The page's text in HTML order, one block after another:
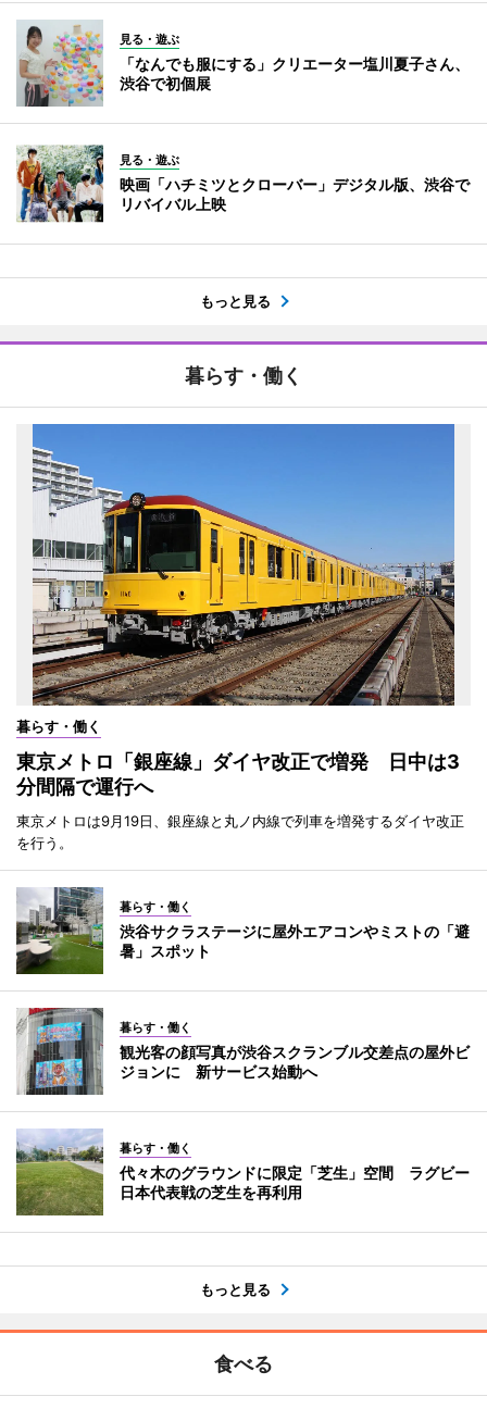
見る・遊ぶ
「なんでも服にする」クリエーター塩川夏子さん、
渋谷で初個展
見る・遊ぶ
映画「ハチミツとクローバー」デジタル版、渋谷で
リバイバル上映
もっと見る
暮らす・働く
暮らす・働く
東京メトロ「銀座線」ダイヤ改正で増発 日中は3
分間隔で運行へ
東京メトロは9月19日、銀座線と丸ノ内線で列車を増発するダイヤ改正
を行う。
暮らす・働く
渋谷サクラステージに屋外エアコンやミストの「避
暑」スポット
暮らす・働く
観光客の顔写真が渋谷スクランブル交差点の屋外ビ
ジョンに 新サービス始動へ
暮らす・働く
代々木のグラウンドに限定「芝生」空間 ラグビー
日本代表戦の芝生を再利用
もっと見る
食べる